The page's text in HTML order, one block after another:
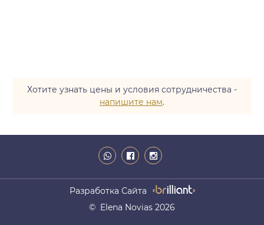
Хотите узнать цены и условия сотрудничества -
напишите нам.
Разработка Сайта
© Elena Novias 2026